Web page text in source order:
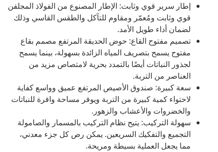
إطار سرير قوي وثابت: الإطار المصنوع من الفولاذ المجلفن
قوي وثابت ومُعمّر ومقاوم للتآكل والطقس القاسي وذلك
لضمان أداء طويل الأمد.
تصميم مفتوح القاع: حوض الحديقة المرتفع مصمم بقاع
مفتوح يسمح بتصريف المياه الزائدة بسهولة، بينما يسمح
لجذور النباتات أيضًا بالتمدد بحرية لامتصاص مزيد من
العناصر من التربة.
سعة كبيرة: صندوق الأصيص المرتفع عميق وواسع كفاية
لاحتواء كمية كبيرة من التربة ويوفر مساحة وافرة للنباتات
والخضروات والأعشاب والزهور.
سهولة التركيب: يتيح نظام التركيب بالمسمار والصامولة
التجميع والتفكيك السريعين. يمكن رص كل جزء معدني،
مما يجعل العملية بسيطة ومريحة.